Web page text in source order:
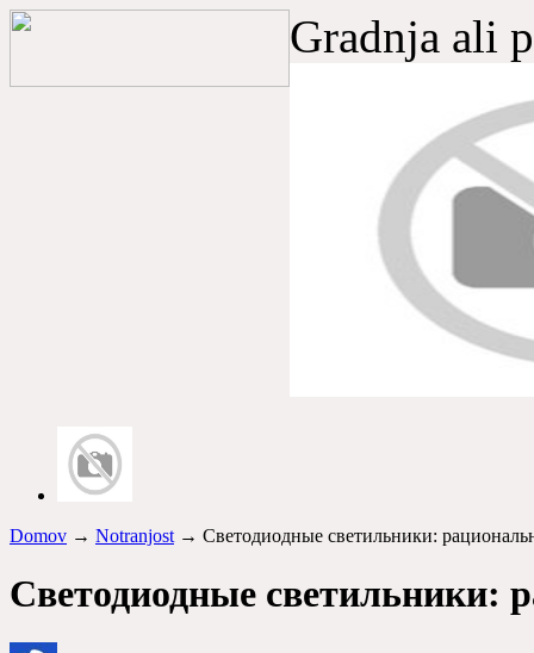
Gradnja ali
Domov → Notranjost → Светодиодные светильники:
Светодиодные светильники: